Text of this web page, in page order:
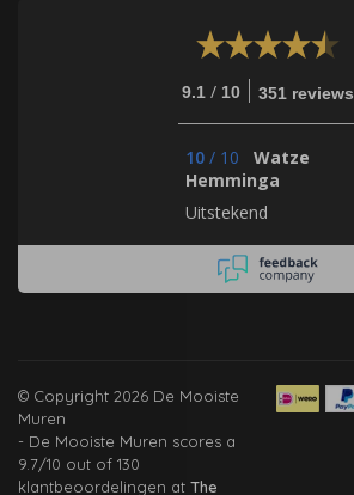
9.1 / 10 351 reviews
10 / 10
Watze
Hemminga
Uitstekend
© Copyright 2026 De Mooiste
Muren
- De Mooiste Muren scores a
9.7/10 out of 130
klantbeoordelingen at The